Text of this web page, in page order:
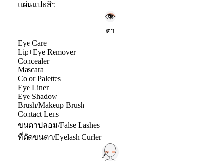
แผ่นแปะสิว
ตา
Eye Care
Lip+Eye Remover
Concealer
Mascara
Color Palettes
Eye Liner
Eye Shadow
Brush/Makeup Brush
Contact Lens
ขนตาปลอม/False Lashes
ที่ดัดขนตา/Eyelash Curler